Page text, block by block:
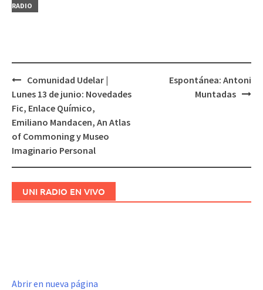
RADIO
Navegación
de
entradas
Comunidad Udelar |
Lunes 13 de junio: Novedades
Fic, Enlace Químico,
Emiliano Mandacen, An Atlas
of Commoning y Museo
Imaginario Personal
Espontánea: Antoni
Muntadas
UNI RADIO EN VIVO
Abrir en nueva página